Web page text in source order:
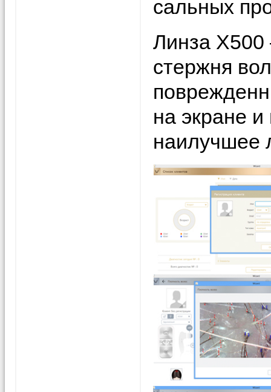
сальных
Линза Х500
стержня
на экране
наилучшее